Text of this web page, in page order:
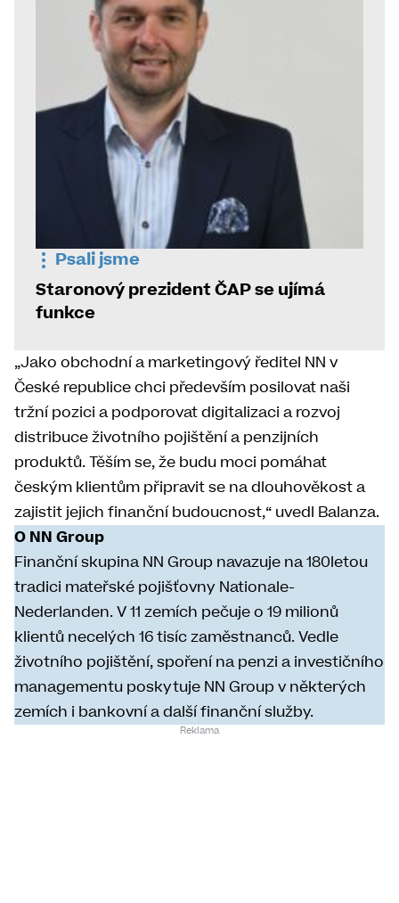
Psali jsme
Staronový prezident ČAP se ujímá
funkce
„Jako obchodní a marketingový ředitel NN v
České republice chci především posilovat naši
tržní pozici a podporovat digitalizaci a rozvoj
distribuce životního pojištění a penzijních
produktů. Těším se, že budu moci pomáhat
českým klientům připravit se na dlouhověkost a
zajistit jejich finanční budoucnost,“ uvedl Balanza.
O NN Group
Finanční skupina NN Group navazuje na 180letou
tradici mateřské pojišťovny Nationale-
Nederlanden. V 11 zemích pečuje o 19 milionů
klientů necelých 16 tisíc zaměstnanců. Vedle
životního pojištění, spoření na penzi a investičního
managementu poskytuje NN Group v některých
zemích i bankovní a další finanční služby.